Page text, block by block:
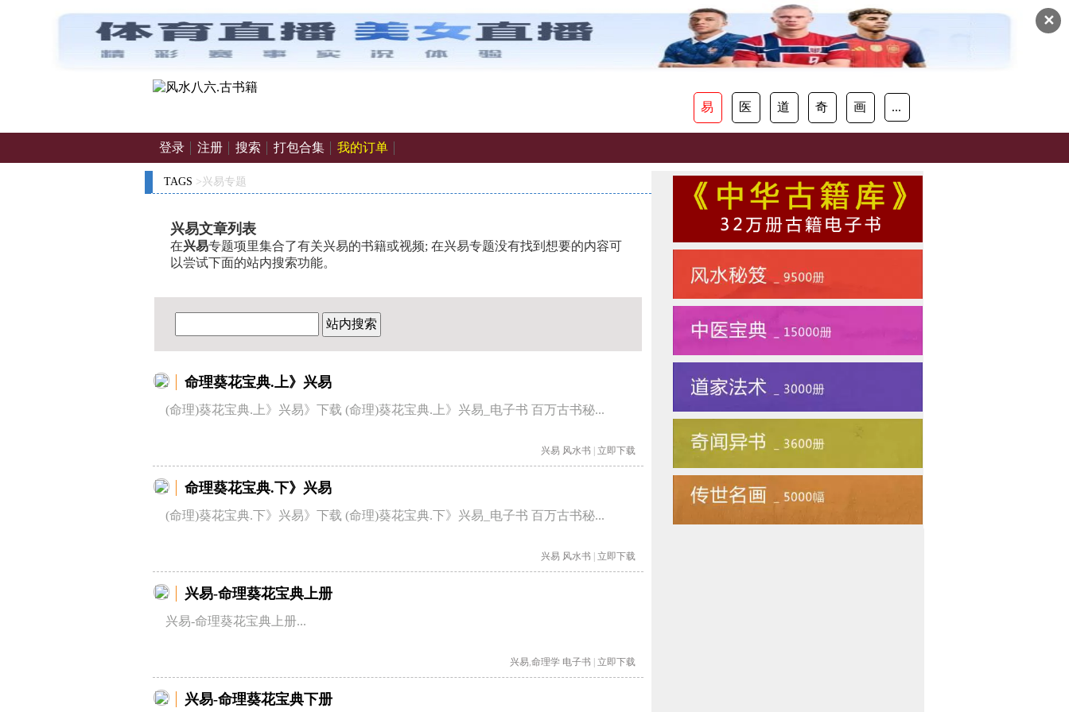
✕
易 医 道 奇 画 ...
登录 注册 搜索 打包合集 我的订单
TAGS >兴易专题
兴易文章列表
在兴易专题项里集合了有关兴易的书籍或视频; 在兴易专题没有找到想要的内容可
以尝试下面的站内搜索功能。
站内搜索
命理葵花宝典.上》兴易
(命理)葵花宝典.上》兴易》下载 (命理)葵花宝典.上》兴易_电子书 百万古书秘...
兴易 风水书 | 立即下载
命理葵花宝典.下》兴易
(命理)葵花宝典.下》兴易》下载 (命理)葵花宝典.下》兴易_电子书 百万古书秘...
兴易 风水书 | 立即下载
兴易-命理葵花宝典上册
兴易-命理葵花宝典上册...
兴易 命理学 电子书 | 立即下载
兴易-命理葵花宝典下册